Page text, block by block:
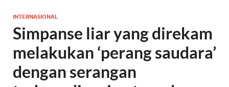
INTERNASIONAL
Simpanse liar yang direkam
melakukan ‘perang saudara’
dengan serangan